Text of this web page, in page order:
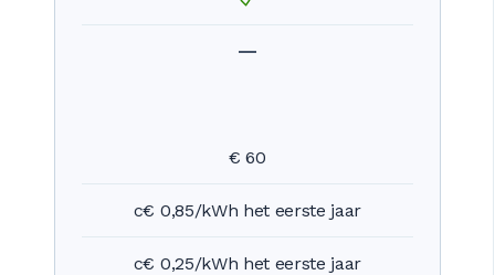
€ 60
c€ 0,85/kWh het eerste jaar
c€ 0,25/kWh het eerste jaar